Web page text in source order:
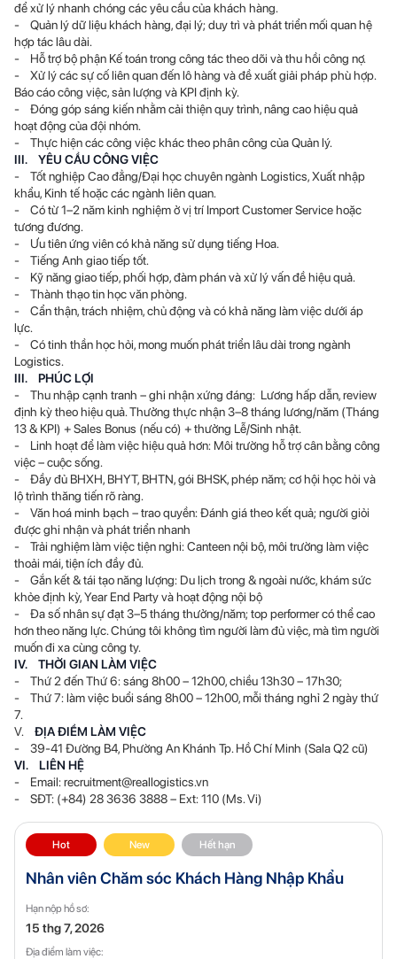
để xử lý nhanh chóng các yêu cầu của khách hàng.
- Quản lý dữ liệu khách hàng, đại lý; duy trì và phát triển mối quan hệ
hợp tác lâu dài.
- Hỗ trợ bộ phận Kế toán trong công tác theo dõi và thu hồi công nợ.
- Xử lý các sự cố liên quan đến lô hàng và đề xuất giải pháp phù hợp.
Báo cáo công việc, sản lượng và KPI định kỳ.
- Đóng góp sáng kiến nhằm cải thiện quy trình, nâng cao hiệu quả
hoạt động của đội nhóm.
- Thực hiện các công việc khác theo phân công của Quản lý.
III. YÊU CẦU CÔNG VIỆC
- Tốt nghiệp Cao đẳng/Đại học chuyên ngành Logistics, Xuất nhập
khẩu, Kinh tế hoặc các ngành liên quan.
- Có từ 1–2 năm kinh nghiệm ở vị trí Import Customer Service hoặc
tương đương.
- Ưu tiên ứng viên có khả năng sử dụng tiếng Hoa.
- Tiếng Anh giao tiếp tốt.
- Kỹ năng giao tiếp, phối hợp, đàm phán và xử lý vấn đề hiệu quả.
- Thành thạo tin học văn phòng.
- Cẩn thận, trách nhiệm, chủ động và có khả năng làm việc dưới áp
lực.
- Có tinh thần học hỏi, mong muốn phát triển lâu dài trong ngành
Logistics.
III. PHÚC LỢI
- Thu nhập cạnh tranh – ghi nhận xứng đáng: Lương hấp dẫn, review
định kỳ theo hiệu quả. Thưởng thực nhận 3–8 tháng lương/năm (Tháng
13 & KPI) + Sales Bonus (nếu có) + thưởng Lễ/Sinh nhật.
- Linh hoạt để làm việc hiệu quả hơn: Môi trường hỗ trợ cân bằng công
việc – cuộc sống.
- Đầy đủ BHXH, BHYT, BHTN, gói BHSK, phép năm; cơ hội học hỏi và
lộ trình thăng tiến rõ ràng.
- Văn hoá minh bạch – trao quyền: Đánh giá theo kết quả; người giỏi
được ghi nhận và phát triển nhanh
- Trải nghiệm làm việc tiện nghi: Canteen nội bộ, môi trường làm việc
thoải mái, tiện ích đầy đủ.
- Gắn kết & tái tạo năng lượng: Du lịch trong & ngoài nước, khám sức
khỏe định kỳ, Year End Party và hoạt động nội bộ
- Đa số nhân sự đạt 3–5 tháng thưởng/năm; top performer có thể cao
hơn theo năng lực. Chúng tôi không tìm người làm đủ việc, mà tìm người
muốn đi xa cùng công ty.
IV. THỜI GIAN LÀM VIỆC
- Thứ 2 đến Thứ 6: sáng 8h00 – 12h00, chiều 13h30 – 17h30;
- Thứ 7: làm việc buổi sáng 8h00 – 12h00, mỗi tháng nghỉ 2 ngày thứ
7.
V.
ĐỊA ĐIỂM LÀM VIỆC
- 39-41 Đường B4, Phường An Khánh Tp. Hồ Chí Minh (Sala Q2 cũ)
VI. LIÊN HỆ
- Email: recruitment@reallogistics.vn
- SĐT: (+84) 28 3636 3888 – Ext: 110 (Ms. Vi)
Hot New Hết hạn
Nhân viên Chăm sóc Khách Hàng Nhập Khẩu
Hạn nộp hồ sơ:
15 thg 7, 2026
Địa điểm làm việc: